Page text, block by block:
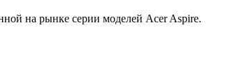
на рынке серии моделей Acer Aspire.